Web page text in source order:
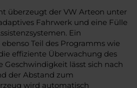
überzeugt der VW Arteon unter
Fahrwerk und eine Fülle
Ein
Teil des Programms wie
effiziente Überwachung des
Geschwindigkeit lässt sich nach
der Abstand zum
wird automatisch